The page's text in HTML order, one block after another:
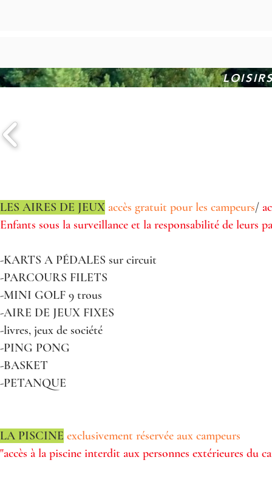
LES AIRES DE JEUX accès gratuit pour les campeurs/
Enfants sous la surveillance et la responsabilité de leurs
-KARTS A PÉDALES sur circuit
-PARCOURS FILETS
-MINI GOLF 9 trous
-AIRE DE JEUX FIXES
-livres, jeux de société
-PING PONG
-BASKET
-PETANQUE
LA PISCINE exclusivement réservée aux campeurs
"accès à la piscine interdit aux personnes extérieures du